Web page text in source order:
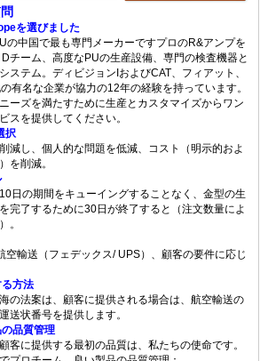
を選びました
の中国で最も専門メーカーですプロのR&アンプを
チーム、高度なPUの生産設備、専門の検査機器と
ステム。ディビジョンIおよびCAT、フィアット、
有名な企業が協力の12年の経験を持っています。
ーズを満たすために生産とカスタマイズからワン
スを提供してください。
択
減し、個人的な問題を低減、コスト（明示的およ
を削減。
日の期間をキューイングすることなく、金型の生
完了するために30日が終了すると（注文数量によ
。
空輸送（フェデックス/ UPS）、顧客の要件に応じ
方法
の法案は、顧客に提供される場合は、航空輸送の
送状番号を提供します。
品質管理
客に提供する最初の品質は、私たちの使命です。